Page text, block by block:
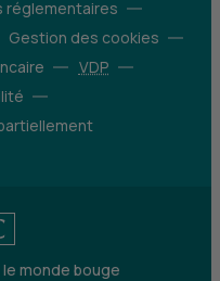
réglementaires
Gestion des cookies
VDP
monde bouge